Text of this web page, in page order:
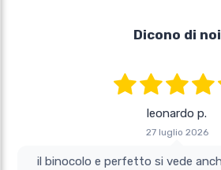
Dicono di noi
leonardo p.
27 luglio 2026
il binocolo e perfetto si vede anche con pochissima